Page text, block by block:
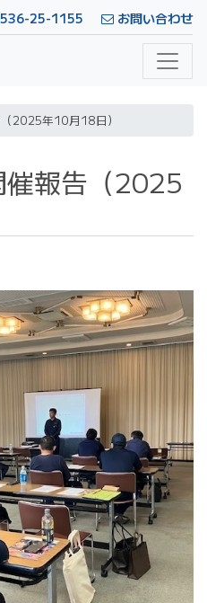
25-1155 お問い合わせ
2025年10月18日）
報告（2025